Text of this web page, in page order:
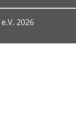
2026